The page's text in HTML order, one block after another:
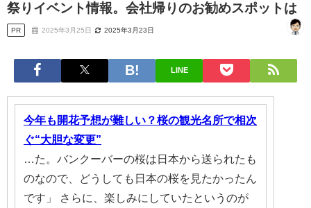
祭りイベント情報。会社帰りのお勧めスポットは
PR 2025年3月25日 2025年3月23日
LINE
今年も開花予想が難しい？桜の観光名所で相次
ぐ“大胆な変更”
…た。バンクーバーの桜は日本から送られたも
のなので、どうしても日本の桜を見たかったん
です」 さらに、楽しみにしていたというのが